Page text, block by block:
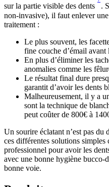
sur la partie visible des dents
.
non-invasive), il faut enlever
traitement :
Le plus souvent, les
fine couche d’émail avant
En plus d’éliminer les
anomalies comme les
Le résultat final dure
garantit d’avoir les dents
Malheureusement, il y a
sont la technique de
peut coûter de 800€ à
Un sourire éclatant n’est pas du
ces différentes solutions simples
professionnel pour avoir les
avec une bonne hygiène bucco-
bonne voie.